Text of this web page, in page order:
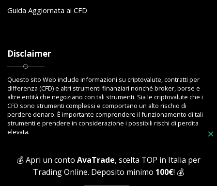
×
💰 Apri un conto AvaTrade, scelta TOP in Italia per
Trading Online. Deposito minimo 100€! 💰
Guida Aggiornata ai CFD
Disclaimer
Questo sito Web include informazioni su criptovalute, contratti per
differenza (CFD) e altri strumenti finanziari nonché broker, borse e
altre entità che negoziano con tali strumenti. Sia le criptovalute che i
CFD sono strumenti complessi e comportano un alto rischio di
perdere denaro. È importante comprendere il funzionamento di tali
strumenti e prendere in considerazione i possibili rischi di perdita
elevata.
Copyright © 2023 Toptrading.org - Edito da ViboBet - Sede legale: Via